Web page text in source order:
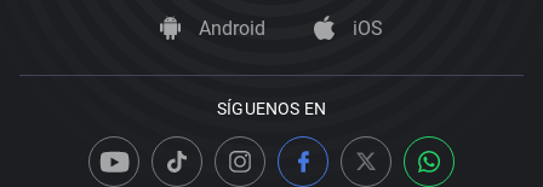
Android iOS
SÍGUENOS EN